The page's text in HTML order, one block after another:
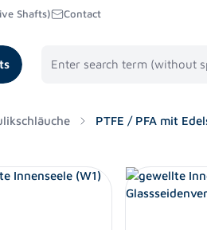
Shafts) Contact
PTFE / PFA mit